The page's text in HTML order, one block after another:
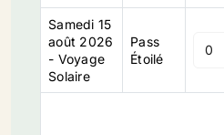
Samedi 15
août 2026
- Voyage
Solaire
Pass
Étoilé